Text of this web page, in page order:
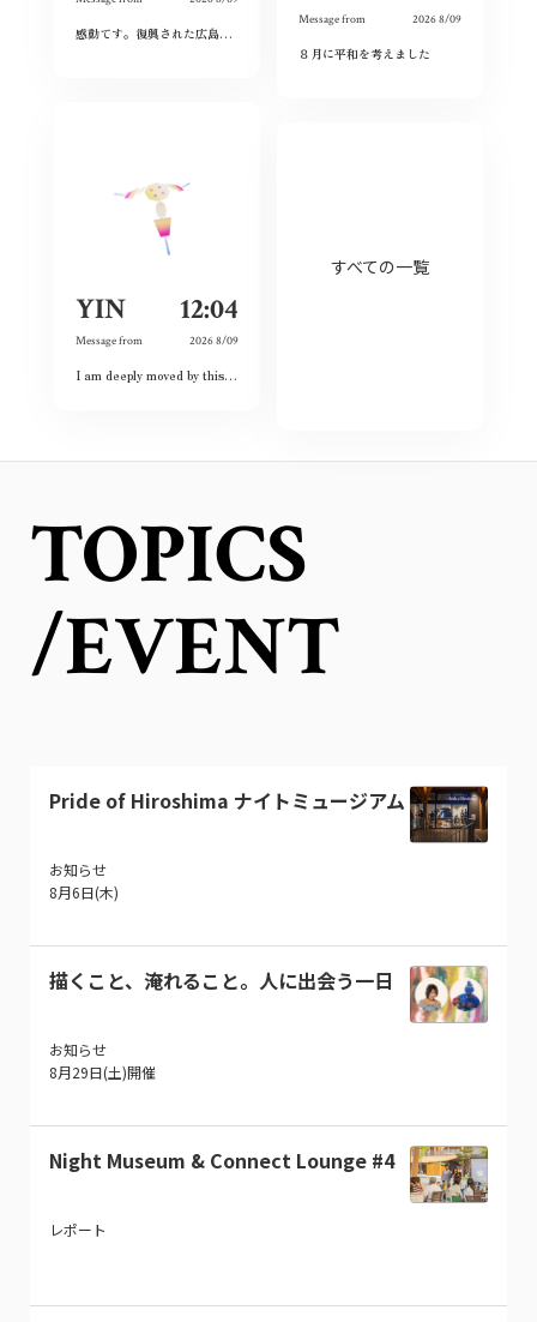
感動てす。復興された広島人の底力と企業力を改めて知らされました！
Message from 2026 8/09
８月に平和を考えました
YIN 12:04
Message from 2026 8/09
I am deeply moved by this exhibition because I have witnessed the spirit of courage and never-give-up among the land and the people. Although this city had once completely destroyed, but the people still believed the future and ordinary lives. That’s what I love this city so much and today is my second time visiting Hiroshima 🥰❤️
すべての一覧
TOPICS
/EVENT
Pride of Hiroshima ナイトミュージアム
お知らせ
8月6日(木)
描くこと、淹れること。人に出会う一日
お知らせ
8月29日(土)開催
Night Museum & Connect Lounge #4
レポート